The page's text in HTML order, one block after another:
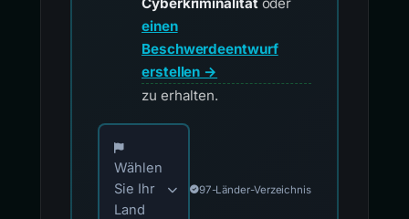
einen
Beschwerdeentwurf
erstellen →
zu erhalten.
Wählen Sie Ihr Land für offizielle
Wählen
Sie Ihr
Land
97-Länder-Verzeichnis